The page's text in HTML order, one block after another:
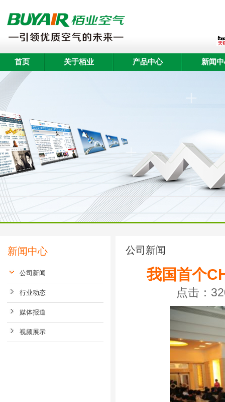
首页 关于栢业 产品中心 新闻
新闻中心
公司新闻
行业动态
媒体报道
视频展示
公司新闻
我国首个
点击：